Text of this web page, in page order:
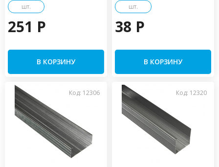
шт.
251 P
В КОРЗИНУ
шт.
38 P
В КОРЗИНУ
Код: 12306 Код: 12320